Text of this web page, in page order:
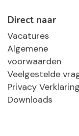
Direct naar
Vacatures
Algemene
voorwaarden
Veelgestelde
Privacy Verklaring
Downloads